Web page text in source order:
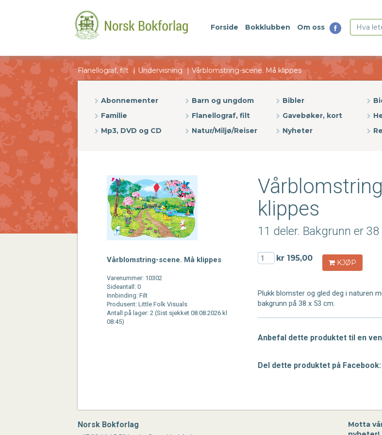
Forside Bokklubben Om oss
Flanellograf, filt Undervisning Vårblomstring-scene. Må klippes
Abonnementer Barn og ungdom Bibler
Familie
Flanellograf, filt Gavebøker, kort
Mp3, DVD og CD
Natur/Miljø/Reiser Nyheter
Vårblomstring-scene. Må klippes
Varenummer: 10302
Sideantall: 0
Innbinding: Filt
Produsent: Little Folk Visuals
Antall på lager: 2 (Sist sjekket 08.08.2026 kl
08:45)
klippes
11 deler. Bakgrunn er
kr 195,00
KJØP
Plukk blomster og gled deg i naturen
bakgrunn på 38 x 53 cm.
Anbefal dette produktet til en
Del dette produktet på Facebook:
Norsk Bokforlag
Motta